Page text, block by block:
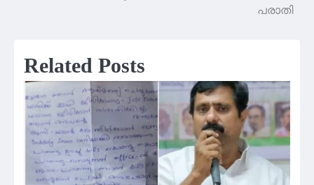
പരാതി
Related Posts